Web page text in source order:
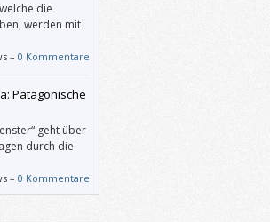
die
werden mit
Freude
– 0 Kommentare
Patagonische
geht über
durch die
und
– 0 Kommentare